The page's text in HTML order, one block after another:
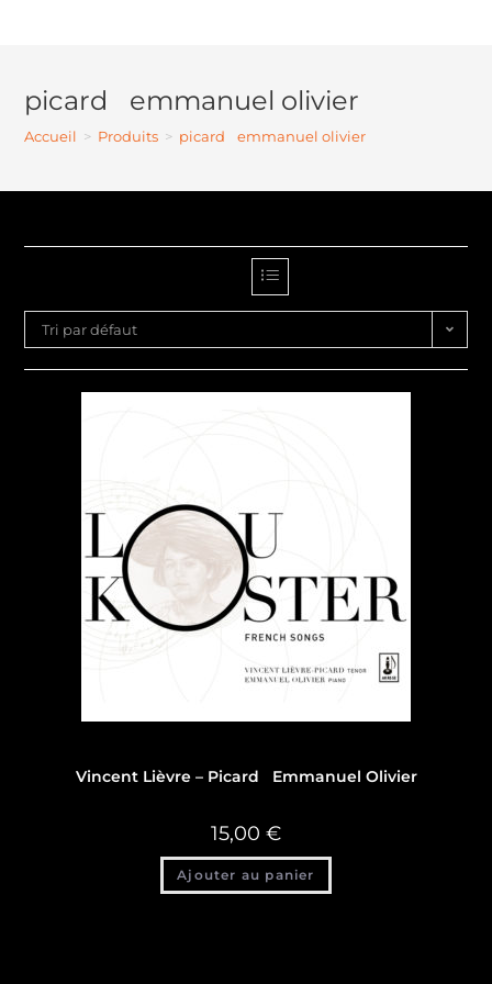
picard emmanuel olivier
Accueil > Produits > picard emmanuel olivier
Tri par défaut
Vincent Lièvre – Picard Emmanuel Olivier
15,00 €
Ajouter au panier